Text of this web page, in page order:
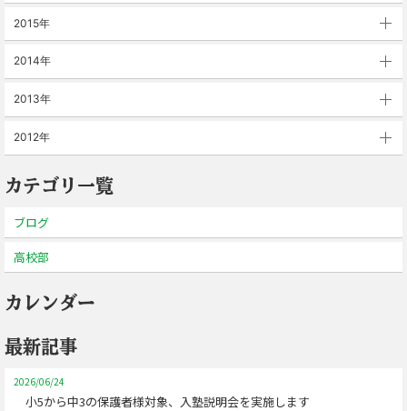
2015年
2014年
2013年
2012年
カテゴリ一覧
ブログ
高校部
カレンダー
最新記事
2026/06/24
小5から中3の保護者様対象、入塾説明会を実施します